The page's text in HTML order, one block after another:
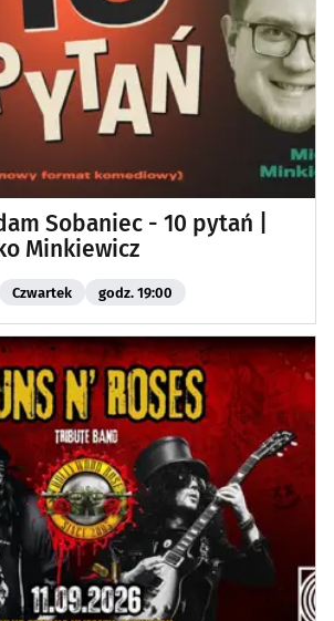
Sobaniec - 10 pytań |
Minkiewicz
Czwartek godz. 19:00